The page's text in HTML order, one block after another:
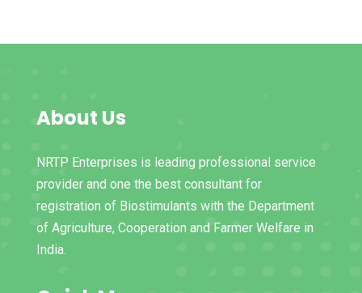
About Us
NRTP Enterprises is leading professional service
provider and one the best consultant for
registration of Biostimulants with the Department
of Agriculture, Cooperation and Farmer Welfare in
India.